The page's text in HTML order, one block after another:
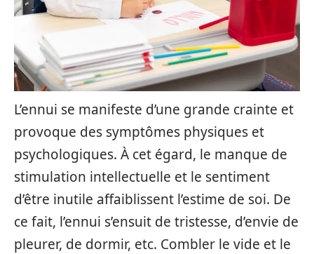
L’ennui se manifeste d’une grande crainte et
provoque des symptômes physiques et
psychologiques. À cet égard, le manque de
stimulation intellectuelle et le sentiment
d’être inutile affaiblissent l’estime de soi. De
ce fait, l’ennui s’ensuit de tristesse, d’envie de
pleurer, de dormir, etc. Combler le vide et le